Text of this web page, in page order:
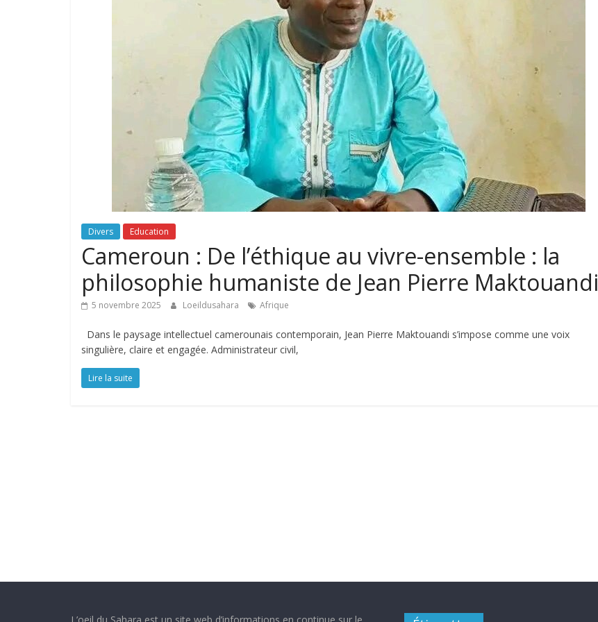
Divers Education
Cameroun : De l’éthique au vivre-ensemble : la
philosophie humaniste de Jean Pierre Maktouandi
5 novembre 2025 Loeildusahara Afrique
Dans le paysage intellectuel camerounais contemporain, Jean Pierre Maktouandi s’impose comme une voix
singulière, claire et engagée. Administrateur civil,
Lire la suite